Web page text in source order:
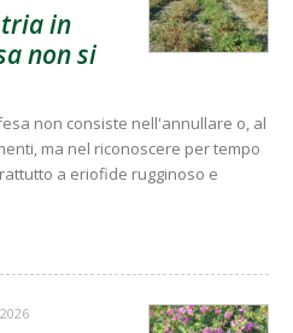
in
non si
non consiste nell'annullare o, al
ma nel riconoscere per tempo
a eriofide rugginoso e